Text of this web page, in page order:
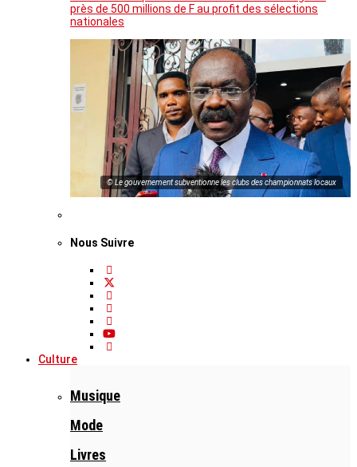
près de 500 millions de F au profit des sélections
nationales
© Le gouvernement subventionne les clubs des championnats locaux
Nous Suivre
Culture
Musique
Mode
Livres